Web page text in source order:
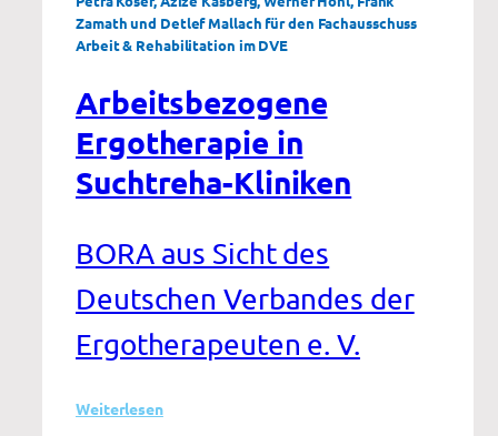
Zamath und Detlef Mallach für den Fachausschuss
Arbeit & Rehabilitation im DVE
Arbeitsbezogene
Ergotherapie in
Suchtreha-Kliniken
BORA aus Sicht des
Deutschen Verbandes der
Ergotherapeuten e. V.
Weiterlesen: